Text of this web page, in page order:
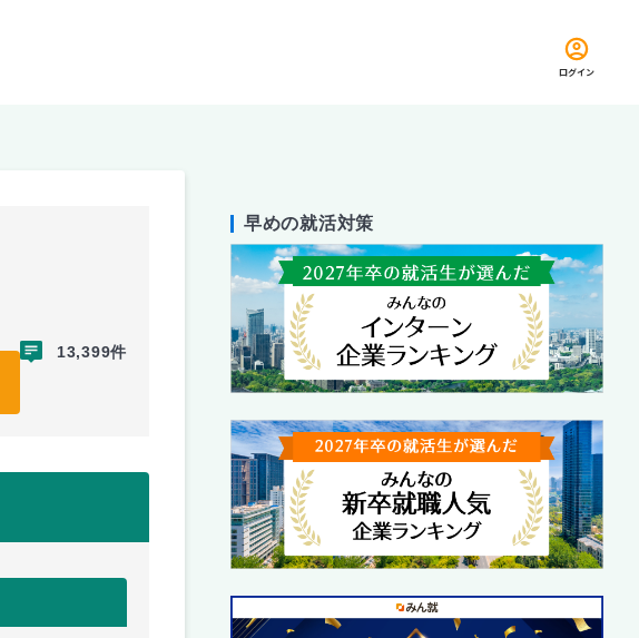
ログイン
13,399件
早めの就活対策